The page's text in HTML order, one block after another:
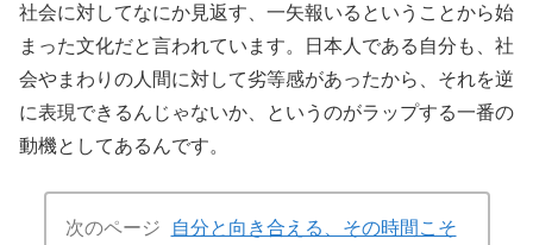
社会に対してなにか見返す、一矢報いるということから始
まった文化だと言われています。日本人である自分も、社
会やまわりの人間に対して劣等感があったから、それを逆
に表現できるんじゃないか、というのがラップする一番の
動機としてあるんです。
次のページ
自分と向き合える、その時間こそ